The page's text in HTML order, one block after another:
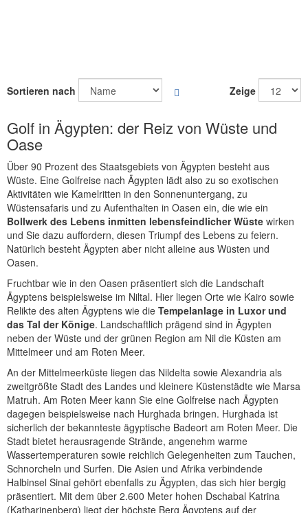
Sortieren nach
Reihenfolge
6
Zeige
Golf in Ägypten: der Reiz von Wüste und
Oase
Über 90 Prozent des Staatsgebiets von Ägypten besteht aus
Wüste. Eine Golfreise nach Ägypten lädt also zu so exotischen
Aktivitäten wie Kamelritten in den Sonnenuntergang, zu
Wüstensafaris und zu Aufenthalten in Oasen ein, die wie ein
Bollwerk des Lebens inmitten lebensfeindlicher Wüste wirken
und Sie dazu auffordern, diesen Triumpf des Lebens zu feiern.
Natürlich besteht Ägypten aber nicht alleine aus Wüsten und
Oasen.
Fruchtbar wie in den Oasen präsentiert sich die Landschaft
Ägyptens beispielsweise im Niltal. Hier liegen Orte wie Kairo sowie
Relikte des alten Ägyptens wie die Tempelanlage in Luxor und
das Tal der Könige. Landschaftlich prägend sind in Ägypten
neben der Wüste und der grünen Region am Nil die Küsten am
Mittelmeer und am Roten Meer.
An der Mittelmeerküste liegen das Nildelta sowie Alexandria als
zweitgrößte Stadt des Landes und kleinere Küstenstädte wie Marsa
Matruh. Am Roten Meer kann Sie eine Golfreise nach Ägypten
dagegen beispielsweise nach Hurghada bringen. Hurghada ist
sicherlich der bekannteste ägyptische Badeort am Roten Meer. Die
Stadt bietet herausragende Strände, angenehm warme
Wassertemperaturen sowie reichlich Gelegenheiten zum Tauchen,
Schnorcheln und Surfen. Die Asien und Afrika verbindende
Halbinsel Sinai gehört ebenfalls zu Ägypten, das sich hier bergig
präsentiert. Mit dem über 2.600 Meter hohen Dschabal Katrina
(Katharinenberg) liegt der höchste Berg Ägyptens auf der